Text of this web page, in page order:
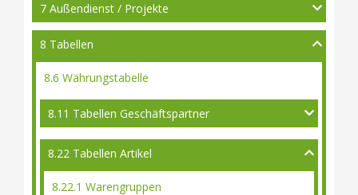
7 Außendienst / Projekte
8 Tabellen
8.6 Währungstabelle
8.11 Tabellen Geschäftspartner
8.22 Tabellen Artikel
8.22.1 Warengruppen